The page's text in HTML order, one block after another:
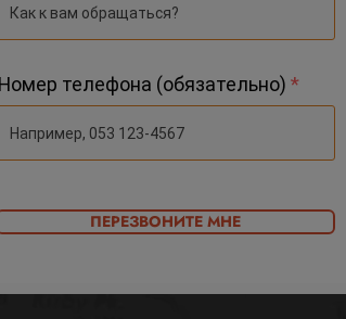
Номер телефона (обязательно)
ПЕРЕЗВОНИТЕ МНЕ